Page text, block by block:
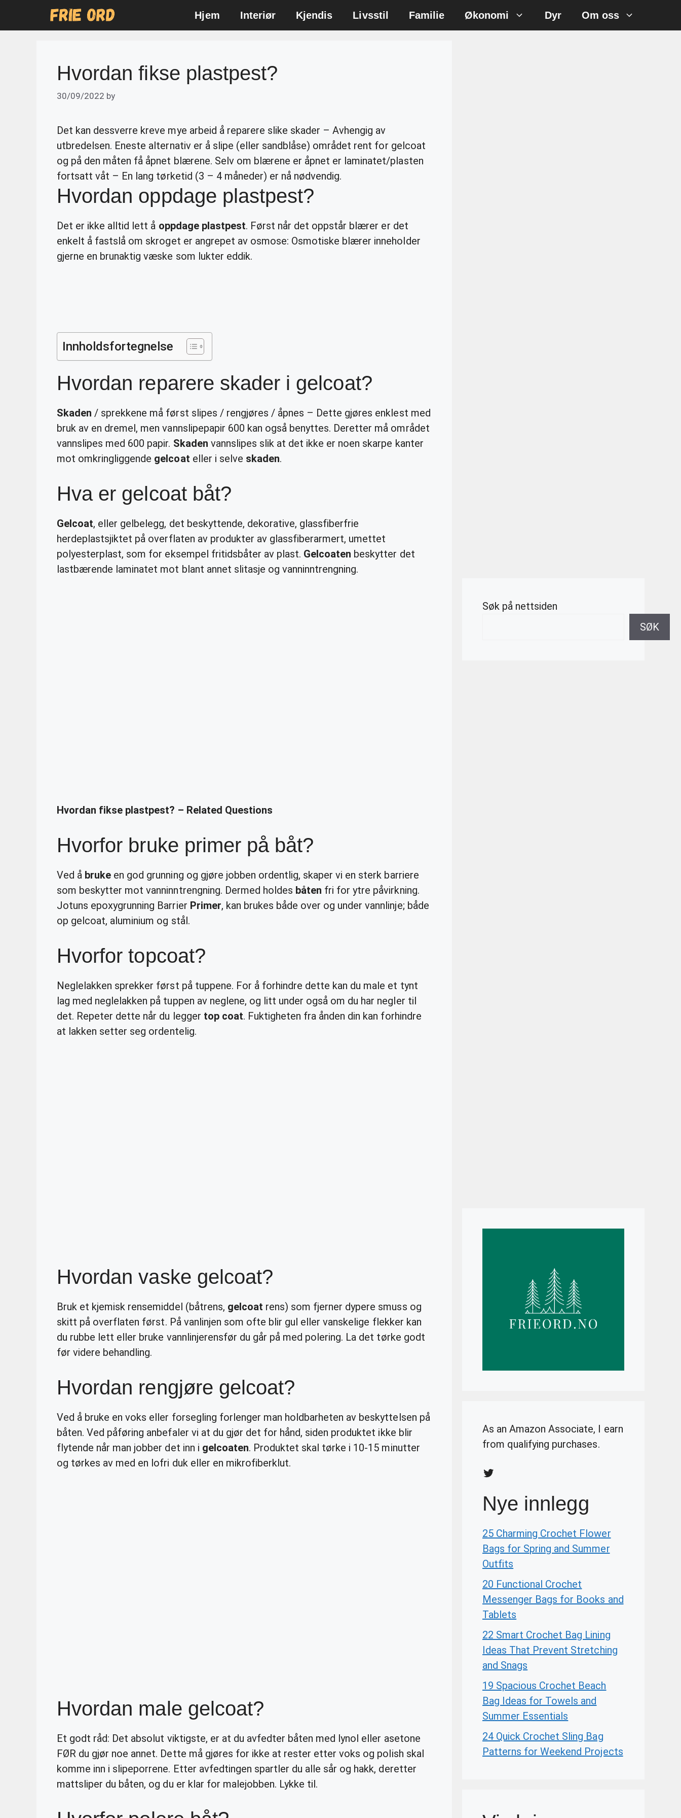
Hjem Interiør Kjendis Livsstil Familie Økonomi Dyr Om oss
Hvordan fikse plastpest?
30/09/2022 by
Det kan dessverre kreve mye arbeid å reparere slike skader – Avhengig av
utbredelsen. Eneste alternativ er å slipe (eller sandblåse) området rent for gelcoat
og på den måten få åpnet blærene. Selv om blærene er åpnet er laminatet/plasten
fortsatt våt – En lang tørketid (3 – 4 måneder) er nå nødvendig.
Hvordan oppdage plastpest?
Det er ikke alltid lett å oppdage plastpest. Først når det oppstår blærer er det
enkelt å fastslå om skroget er angrepet av osmose: Osmotiske blærer inneholder
gjerne en brunaktig væske som lukter eddik.
Innholdsfortegnelse
Hvordan reparere skader i gelcoat?
Skaden / sprekkene må først slipes / rengjøres / åpnes – Dette gjøres enklest med
bruk av en dremel, men vannslipepapir 600 kan også benyttes. Deretter må området
vannslipes med 600 papir. Skaden vannslipes slik at det ikke er noen skarpe kanter
mot omkringliggende gelcoat eller i selve skaden.
Hva er gelcoat båt?
Gelcoat, eller gelbelegg, det beskyttende, dekorative, glassfiberfrie
herdeplastsjiktet på overflaten av produkter av glassfiberarmert, umettet
polyesterplast, som for eksempel fritidsbåter av plast. Gelcoaten beskytter det
lastbærende laminatet mot blant annet slitasje og vanninntrengning.
Hvordan fikse plastpest? – Related Questions
Hvorfor bruke primer på båt?
Ved å bruke en god grunning og gjøre jobben ordentlig, skaper vi en sterk barriere
som beskytter mot vanninntrengning. Dermed holdes båten fri for ytre påvirkning.
Jotuns epoxygrunning Barrier Primer, kan brukes både over og under vannlinje; både
op gelcoat, aluminium og stål.
Hvorfor topcoat?
Neglelakken sprekker først på tuppene. For å forhindre dette kan du male et tynt
lag med neglelakken på tuppen av neglene, og litt under også om du har negler til
det. Repeter dette når du legger top coat. Fuktigheten fra ånden din kan forhindre
at lakken setter seg ordentelig.
Hvordan vaske gelcoat?
Bruk et kjemisk rensemiddel (båtrens, gelcoat rens) som fjerner dypere smuss og
skitt på overflaten først. På vanlinjen som ofte blir gul eller vanskelige flekker kan
du rubbe lett eller bruke vannlinjerensfør du går på med polering. La det tørke godt
før videre behandling.
Hvordan rengjøre gelcoat?
Ved å bruke en voks eller forsegling forlenger man holdbarheten av beskyttelsen på
båten. Ved påføring anbefaler vi at du gjør det for hånd, siden produktet ikke blir
flytende når man jobber det inn i gelcoaten. Produktet skal tørke i 10-15 minutter
og tørkes av med en lofri duk eller en mikrofiberklut.
Hvordan male gelcoat?
Et godt råd: Det absolut viktigste, er at du avfedter båten med lynol eller asetone
FØR du gjør noe annet. Dette må gjøres for ikke at rester etter voks og polish skal
komme inn i slipeporrene. Etter avfedtingen spartler du alle sår og hakk, deretter
mattsliper du båten, og du er klar for malejobben. Lykke til.
Søk på nettsiden
SØK
As an Amazon Associate, I earn
from qualifying purchases.
Twitter
Nye innlegg
25 Charming Crochet Flower
Bags for Spring and Summer
Outfits
20 Functional Crochet
Messenger Bags for Books and
Tablets
22 Smart Crochet Bag Lining
Ideas That Prevent Stretching
and Snags
19 Spacious Crochet Beach
Bag Ideas for Towels and
Summer Essentials
24 Quick Crochet Sling Bag
Patterns for Weekend Projects